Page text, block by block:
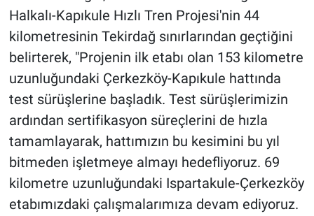
Halkalı-Kapıkule Hızlı Tren Projesi'nin 44
kilometresinin Tekirdağ sınırlarından geçtiğini
belirterek, "Projenin ilk etabı olan 153 kilometre
uzunluğundaki Çerkezköy-Kapıkule hattında
test sürüşlerine başladık. Test sürüşlerimizin
ardından sertifikasyon süreçlerini de hızla
tamamlayarak, hattımızın bu kesimini bu yıl
bitmeden işletmeye almayı hedefliyoruz. 69
kilometre uzunluğundaki Ispartakule-Çerkezköy
etabımızdaki çalışmalarımıza devam ediyoruz.